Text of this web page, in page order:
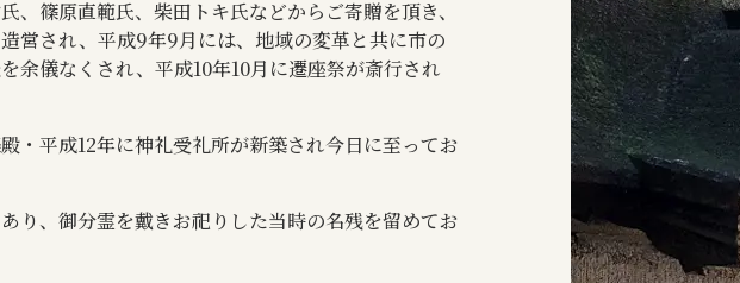
、篠原直範氏、柴田トキ氏などからご寄贈を頂き、
営され、平成9年9月には、地域の変革と共に市の
余儀なくされ、平成10年10月に遷座祭が斎行され
・平成12年に神礼受礼所が新築され今日に至ってお
り、御分霊を戴きお祀りした当時の名残を留めてお